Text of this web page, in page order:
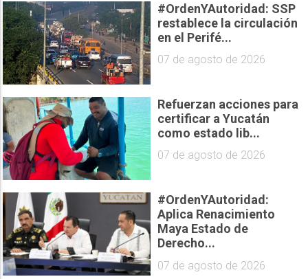
#OrdenYAutoridad: SSP
restablece la circulación
en el Perifé...
07 de agosto de 2026
Refuerzan acciones para
certificar a Yucatán
como estado lib...
07 de agosto de 2026
#OrdenYAutoridad:
Aplica Renacimiento
Maya Estado de
Derecho...
07 de agosto de 2026